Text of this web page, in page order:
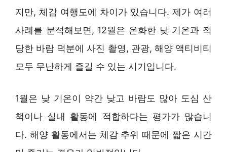
지만, 체감 여행도에 차이가 있습니다. 제가 여러
사례를 분석해보면, 12월은 온화한 낮 기온과 적
당한 바람 덕분에 사진 촬영, 관광, 해양 액티비티
모두 무난하게 즐길 수 있는 시기입니다.
1월은 낮 기온이 약간 낮고 바람도 많아 도심 산
책이나 실내 활동에 적합하다는 평가가 많습니
다. 해양 활동에서는 체감 추위 때문에 짧은 시간